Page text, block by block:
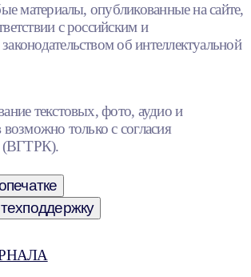
материалы, опубликованные на сайте,
с российским и
об интеллектуальной
текстовых, фото, аудио и
только с согласия
(ВГТРК).